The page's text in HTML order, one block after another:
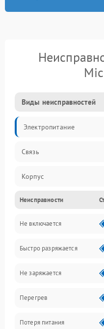
Виды неисправностей
Электропитание
Связь
Корпус
Органы управления
Неисправности
Не включается
Быстро разряжается
Не заряжается
Перегрев
Потеря питания